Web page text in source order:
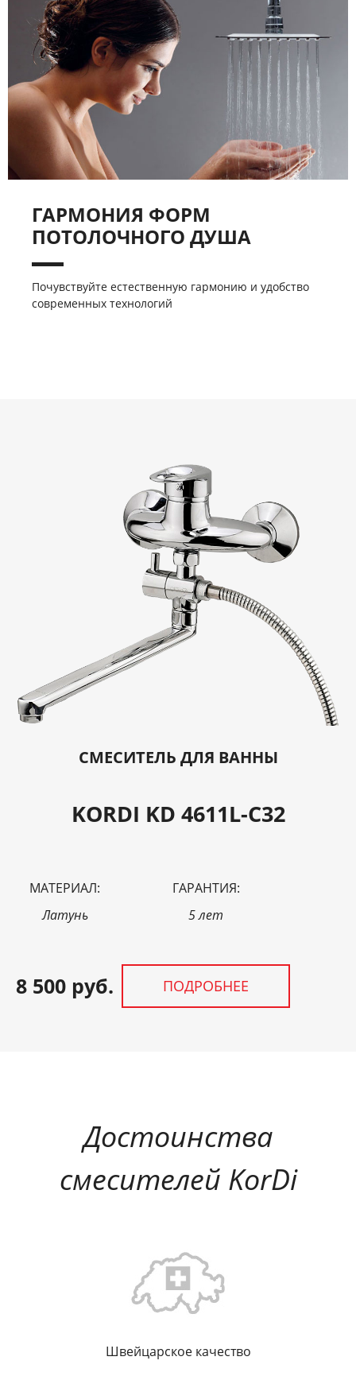
ГАРМОНИЯ ФОРМ
ПОТОЛОЧНОГО ДУША
Почувствуйте естественную гармонию и удобство
современных технологий
СМЕСИТЕЛЬ ДЛЯ ВАННЫ
KORDI KD 4611L-C32
МАТЕРИАЛ:
ГАРАНТИЯ:
Латунь
5 лет
8 500 руб. ПОДРОБНЕЕ
Достоинства
смесителей KorDi
Швейцарское качество